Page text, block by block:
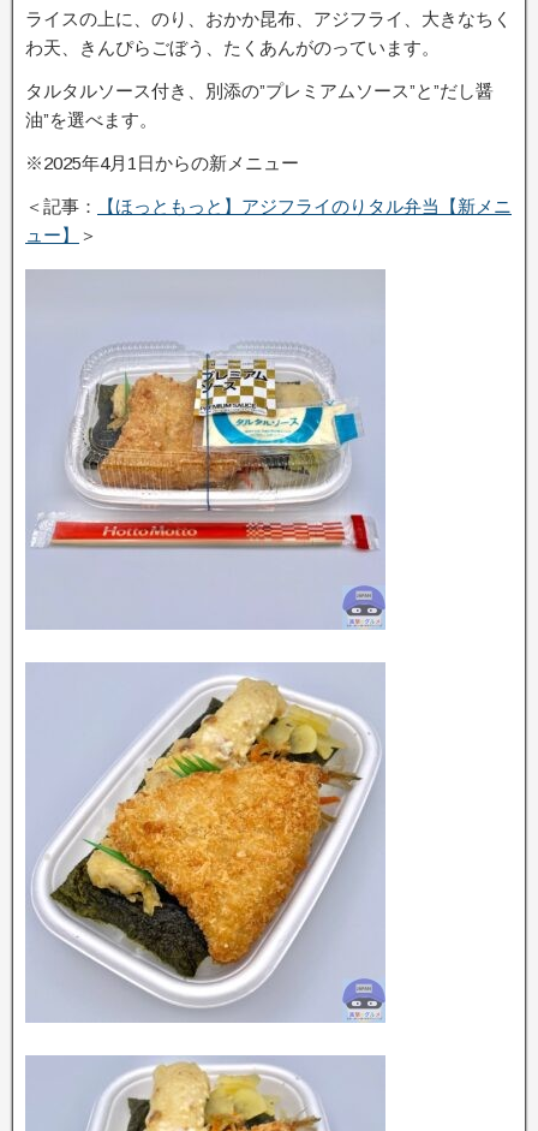
ライスの上に、のり、おかか昆布、アジフライ、大きなちく
わ天、きんぴらごぼう、たくあんがのっています。
タルタルソース付き、別添の”プレミアムソース”と”だし醤
油”を選べます。
※2025年4月1日からの新メニュー
＜記事：
【ほっともっと】アジフライのりタル弁当【新メニ
ュー】
＞